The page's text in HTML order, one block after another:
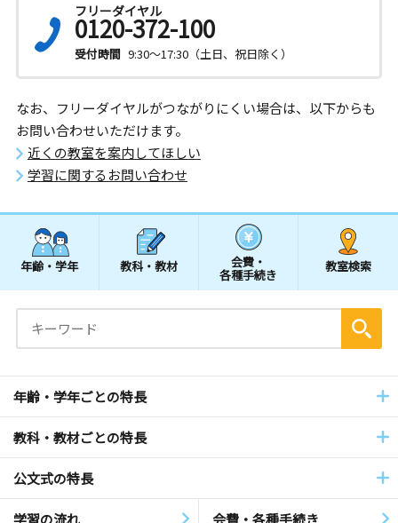
フリーダイヤル
0120-372-100
受付時間 9:30～17:30（土日、祝日除く）
なお、フリーダイヤルがつながりにくい場合は、以下からも
お問い合わせいただけます。
近くの教室を案内してほしい
学習に関するお問い合わせ
年齢・学年 教科・教材 会費・
各種手続き
教室検索
年齢・学年ごとの特長
教科・教材ごとの特長
公文式の特長
学習の流れ 会費・各種手続き